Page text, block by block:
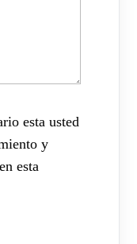
esta usted
y
esta